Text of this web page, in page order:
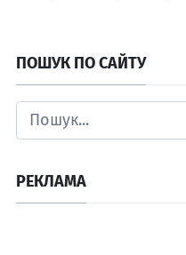
ПОШУК ПО САЙТУ
РЕКЛАМА